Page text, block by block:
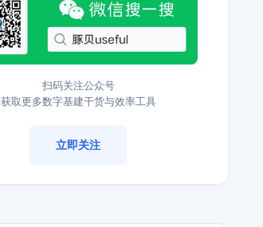
扫码关注公众号
获取更多数字基建干货与效率工具
立即关注